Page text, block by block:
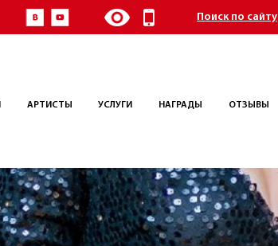
Поиск по сайту
АРТИСТЫ УСЛУГИ НАГРАДЫ ОТЗЫВЫ